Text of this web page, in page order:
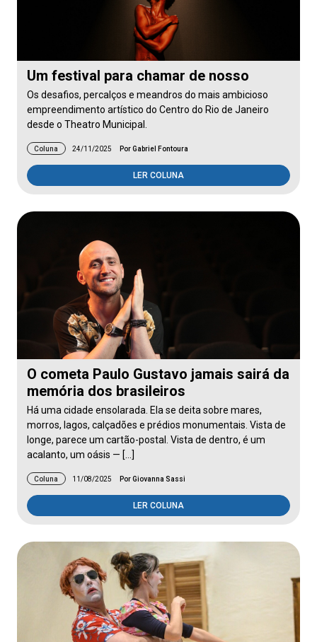
Um festival para chamar de nosso
Os desafios, percalços e meandros do mais ambicioso
empreendimento artístico do Centro do Rio de Janeiro
desde o Theatro Municipal.
Coluna 24/11/2025 Por Gabriel Fontoura
LER COLUNA
O cometa Paulo Gustavo jamais sairá da
memória dos brasileiros
Há uma cidade ensolarada. Ela se deita sobre mares,
morros, lagos, calçadões e prédios monumentais. Vista de
longe, parece um cartão-postal. Vista de dentro, é um
acalanto, um oásis — […]
Coluna 11/08/2025 Por Giovanna Sassi
LER COLUNA